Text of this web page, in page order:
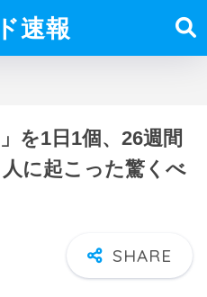
速報
を1日1個、26週間
に起こった驚くべ